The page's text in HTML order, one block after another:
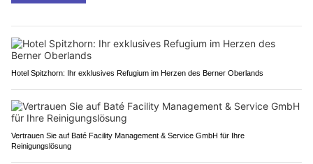
Hotel Spitzhorn: Ihr exklusives Refugium im Herzen des Berner Oberlands
Vertrauen Sie auf Baté Facility Management & Service GmbH für Ihre
Reinigungslösung